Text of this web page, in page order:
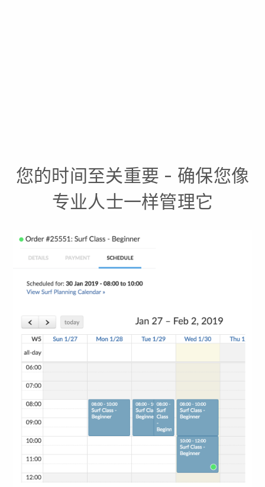
您的时间至关重要 - 确保您像
专业人士一样管理它